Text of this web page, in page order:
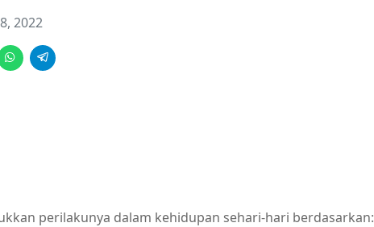
2022
perilakunya dalam kehidupan sehari-hari berdasarkan: